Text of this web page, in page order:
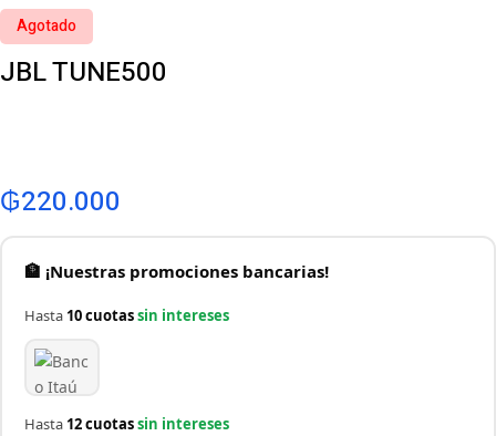
Agotado
JBL TUNE500‎ ‎ ‎ ‎ ‎ ‎ ‎ ‎ ‎ ‎ ‎ ‎ ‎ ‎ ‎ ‎ ‎ ‎ ‎ ‎ ‎ ‎ ‎ ‎ ‎ ‎ ‎ ‎ ‎ ‎ ‎ ‎ ‎ ‎ ‎ ‎ ‎ ‎ ‎ ‎ ‎ ‎ ‎ ‎ ‎ ‎ ‎ ‎ ‎ ‎
₲220.000
🏦 ¡Nuestras promociones bancarias!
Hasta 10 cuotassin intereses
Hasta 12 cuotassin intereses